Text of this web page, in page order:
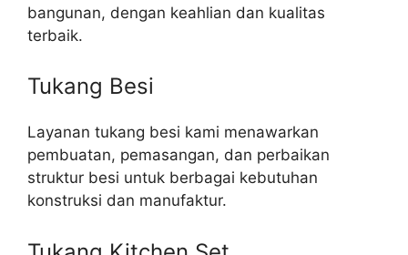
bangunan, dengan keahlian dan kualitas
terbaik.
Tukang Besi
Layanan tukang besi kami menawarkan
pembuatan, pemasangan, dan perbaikan
struktur besi untuk berbagai kebutuhan
konstruksi dan manufaktur.